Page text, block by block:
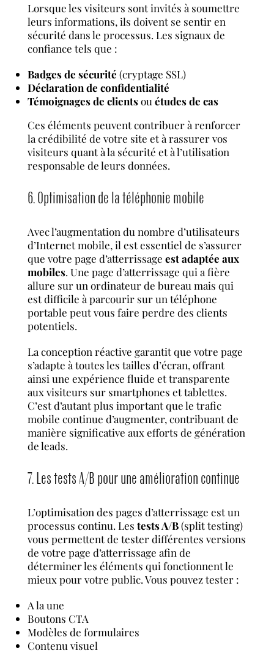
Lorsque les visiteurs sont invités à soumettre
leurs informations, ils doivent se sentir en
sécurité dans le processus. Les signaux de
confiance tels que :
Badges de sécurité (cryptage SSL)
Déclaration de confidentialité
Témoignages de clientsou études de cas
Ces éléments peuvent contribuer à renforcer
la crédibilité de votre site et à rassurer vos
visiteurs quant à la sécurité et à l’utilisation
responsable de leurs données.
6. Optimisation de la téléphonie mobile
Avec l’augmentation du nombre d’utilisateurs
d’Internet mobile, il est essentiel de s’assurer
que votre page d’atterrissage est adaptée aux
mobiles. Une page d’atterrissage qui a fière
allure sur un ordinateur de bureau mais qui
est difficile à parcourir sur un téléphone
portable peut vous faire perdre des clients
potentiels.
La conception réactive garantit que votre page
s’adapte à toutes les tailles d’écran, offrant
ainsi une expérience fluide et transparente
aux visiteurs sur smartphones et tablettes.
C’est d’autant plus important que le trafic
mobile continue d’augmenter, contribuant de
manière significative aux efforts de génération
de leads.
7. Les tests A/B pour une amélioration continue
L’optimisation des pages d’atterrissage est un
processus continu. Les tests A/B(split testing)
vous permettent de tester différentes versions
de votre page d’atterrissage afin de
déterminer les éléments qui fonctionnent le
mieux pour votre public. Vous pouvez tester :
A la une
Boutons CTA
Modèles de formulaires
Contenu visuel